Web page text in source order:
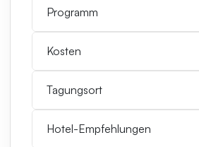
Programm
Kosten
Tagungsort
Hotel-Empfehlungen